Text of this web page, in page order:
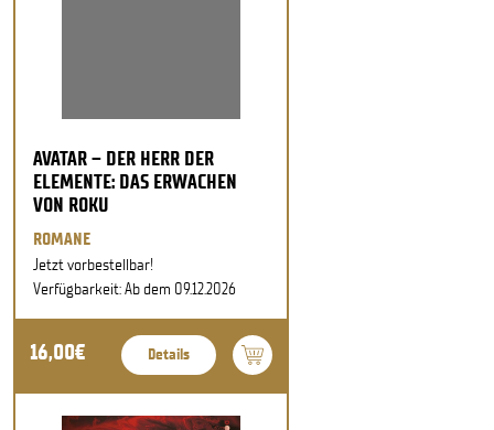
AVATAR – DER HERR DER
ELEMENTE: DAS ERWACHEN
VON ROKU
ROMANE
Jetzt vorbestellbar!
Verfügbarkeit: Ab dem 09.12.2026
16,00€ Details